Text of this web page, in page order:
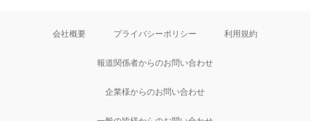
会社概要 プライバシーポリシー 利用規約
報道関係者からのお問い合わせ
企業様からのお問い合わせ